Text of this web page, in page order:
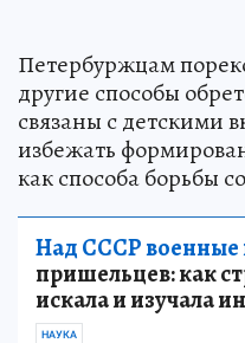
Петербуржцам
другие способы
связаны с детскими
избежать
как способа борьбы
Над СССР военные
пришельцев: как
искала и изучала
НАУКА